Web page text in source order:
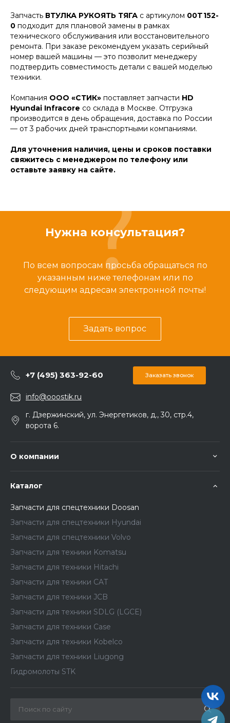
Запчасть ВТУЛКА РУКОЯТЬ ТЯГА с артикулом 00T152-
0 подходит для плановой замены в рамках
технического обслуживания или восстановительного
ремонта. При заказе рекомендуем указать серийный
номер вашей машины — это позволит менеджеру
подтвердить совместимость детали с вашей моделью
техники.
Компания ООО «СТИК» поставляет запчасти HD
Hyundai Infracore со склада в Москве. Отгрузка
производится в день обращения, доставка по России
— от 3 рабочих дней транспортными компаниями.
Для уточнения наличия, цены и сроков поставки
свяжитесь с менеджером по телефону или
оставьте заявку на сайте.
Нужна консультация?
По всем вопросам просьба обращаться по
указанным ниже телефонам или по
следующим адресам электронной почты!
Задать вопрос
+7 (495) 363-92-60 Заказать звонок
info@ooostik.ru
г. Дзержинский, ул. Энергетиков, д., 30, стр.4,
ворота 6.
О компании
Каталог
Запчасти для спецтехники Doosan
Запчасти для спецтехники Hyundai
Запчасти для спецтехники Volvo
Запчасти для техники Komatsu
Запчасти для техники Hitachi
Запчасти для техники CAT
Запчасти для техники JCB
Запчасти для техники SDLG (LGCE)
Запчасти для техники Case
Запчасти для техники Kobelco
Запчасти для техники Liugong
Гидромолоты STK